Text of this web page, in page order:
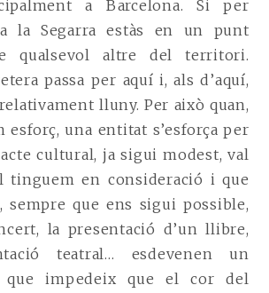
a Barcelona. Si per
la Segarra estàs en un punt
qualsevol altre del territori.
passa per aquí i, als d’aquí,
lluny. Per això quan,
esforç, una entitat s’esforça per
cultural, ja sigui modest, val
tinguem en consideració i que
sempre que ens sigui possible,
la presentació d’un llibre,
teatral… esdevenen un
que impedeix que el cor del